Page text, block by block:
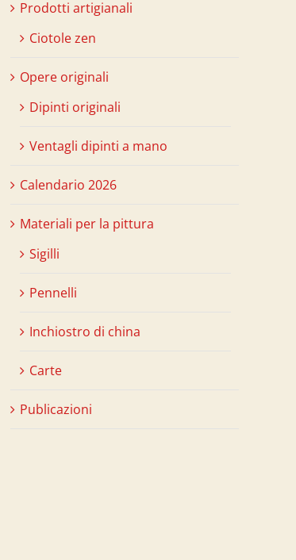
Prodotti artigianali
Ciotole zen
Opere originali
Dipinti originali
Ventagli dipinti a mano
Calendario 2026
Materiali per la pittura
Sigilli
Pennelli
Inchiostro di china
Carte
Publicazioni